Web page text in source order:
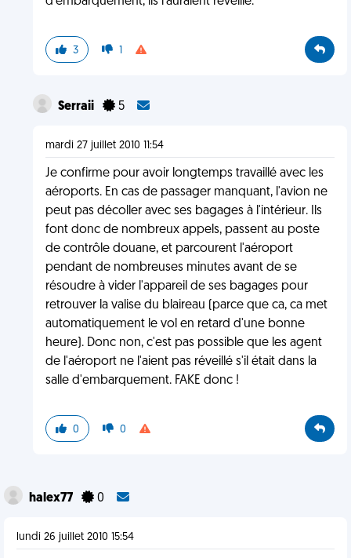
3 1
Serraii 5
mardi 27 juillet 2010 11:54
Je confirme pour avoir longtemps travaillé avec les
aéroports. En cas de passager manquant, l'avion ne
peut pas décoller avec ses bagages à l'intérieur. Ils
font donc de nombreux appels, passent au poste
de contrôle douane, et parcourent l'aéroport
pendant de nombreuses minutes avant de se
résoudre à vider l'appareil de ses bagages pour
retrouver la valise du blaireau (parce que ca, ca met
automatiquement le vol en retard d'une bonne
heure). Donc non, c'est pas possible que les agent
de l'aéroport ne l'aient pas réveillé s'il était dans la
salle d'embarquement. FAKE donc !
0 0
halex77 0
lundi 26 juillet 2010 15:54